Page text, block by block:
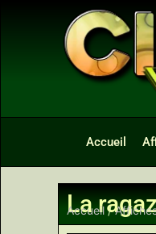
Accueil
La
Accueil/